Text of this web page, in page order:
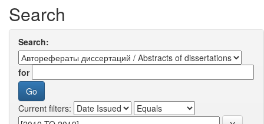
Search
Search:
for
Current filters: